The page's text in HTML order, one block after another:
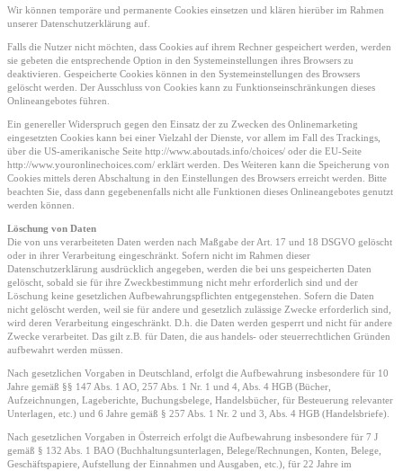
Wir können temporäre und permanente Cookies einsetzen und klären hierüber im Rahmen
unserer Datenschutzerklärung auf.
Falls die Nutzer nicht möchten, dass Cookies auf ihrem Rechner gespeichert werden, werden
sie gebeten die entsprechende Option in den Systemeinstellungen ihres Browsers zu
deaktivieren. Gespeicherte Cookies können in den Systemeinstellungen des Browsers
gelöscht werden. Der Ausschluss von Cookies kann zu Funktionseinschränkungen dieses
Onlineangebotes führen.
Ein genereller Widerspruch gegen den Einsatz der zu Zwecken des Onlinemarketing
eingesetzten Cookies kann bei einer Vielzahl der Dienste, vor allem im Fall des Trackings,
über die US-amerikanische Seite http://www.aboutads.info/choices/ oder die EU-Seite
http://www.youronlinechoices.com/ erklärt werden. Des Weiteren kann die Speicherung von
Cookies mittels deren Abschaltung in den Einstellungen des Browsers erreicht werden. Bitte
beachten Sie, dass dann gegebenenfalls nicht alle Funktionen dieses Onlineangebotes genutzt
werden können.
Löschung von Daten
Die von uns verarbeiteten Daten werden nach Maßgabe der Art. 17 und 18 DSGVO gelöscht
oder in ihrer Verarbeitung eingeschränkt. Sofern nicht im Rahmen dieser
Datenschutzerklärung ausdrücklich angegeben, werden die bei uns gespeicherten Daten
gelöscht, sobald sie für ihre Zweckbestimmung nicht mehr erforderlich sind und der
Löschung keine gesetzlichen Aufbewahrungspflichten entgegenstehen. Sofern die Daten
nicht gelöscht werden, weil sie für andere und gesetzlich zulässige Zwecke erforderlich sind,
wird deren Verarbeitung eingeschränkt. D.h. die Daten werden gesperrt und nicht für andere
Zwecke verarbeitet. Das gilt z.B. für Daten, die aus handels- oder steuerrechtlichen Gründen
aufbewahrt werden müssen.
Nach gesetzlichen Vorgaben in Deutschland, erfolgt die Aufbewahrung insbesondere für 10
Jahre gemäß §§ 147 Abs. 1 AO, 257 Abs. 1 Nr. 1 und 4, Abs. 4 HGB (Bücher,
Aufzeichnungen, Lageberichte, Buchungsbelege, Handelsbücher, für Besteuerung relevanter
Unterlagen, etc.) und 6 Jahre gemäß § 257 Abs. 1 Nr. 2 und 3, Abs. 4 HGB (Handelsbriefe).
Nach gesetzlichen Vorgaben in Österreich erfolgt die Aufbewahrung insbesondere für 7 J
gemäß § 132 Abs. 1 BAO (Buchhaltungsunterlagen, Belege/Rechnungen, Konten, Belege,
Geschäftspapiere, Aufstellung der Einnahmen und Ausgaben, etc.), für 22 Jahre im